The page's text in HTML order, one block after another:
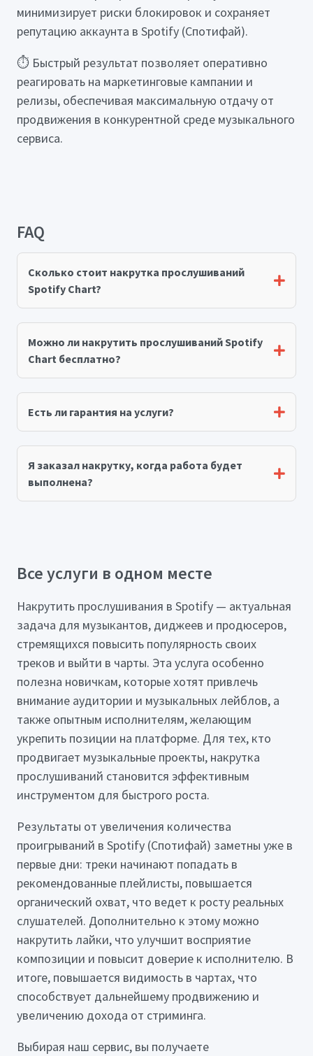
минимизирует риски блокировок и сохраняет
репутацию аккаунта в Spotify (Спотифай).
⏱️ Быстрый результат позволяет оперативно
реагировать на маркетинговые кампании и
релизы, обеспечивая максимальную отдачу от
продвижения в конкурентной среде музыкального
сервиса.
FAQ
Сколько стоит накрутка прослушиваний
Spotify Chart?
Можно ли накрутить прослушиваний Spotify
Chart бесплатно?
Есть ли гарантия на услуги?
Я заказал накрутку, когда работа будет
выполнена?
Все услуги в одном месте
Накрутить прослушивания в Spotify — актуальная
задача для музыкантов, диджеев и продюсеров,
стремящихся повысить популярность своих
треков и выйти в чарты. Эта услуга особенно
полезна новичкам, которые хотят привлечь
внимание аудитории и музыкальных лейблов, а
также опытным исполнителям, желающим
укрепить позиции на платформе. Для тех, кто
продвигает музыкальные проекты, накрутка
прослушиваний становится эффективным
инструментом для быстрого роста.
Результаты от увеличения количества
проигрываний в Spotify (Спотифай) заметны уже в
первые дни: треки начинают попадать в
рекомендованные плейлисты, повышается
органический охват, что ведет к росту реальных
слушателей. Дополнительно к этому можно
накрутить лайки, что улучшит восприятие
композиции и повысит доверие к исполнителю. В
итоге, повышается видимость в чартах, что
способствует дальнейшему продвижению и
увеличению дохода от стриминга.
Выбирая наш сервис, вы получаете